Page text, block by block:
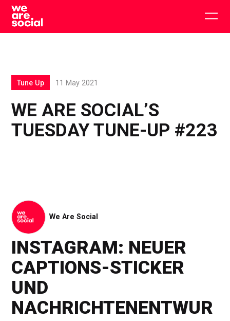
Skip
content
WE ARE SOCIAL’S
TUESDAY TUNE-UP #223
Tune Up 11 May 2021
We Are Social
INSTAGRAM: NEUER
CAPTIONS-STICKER
UND
NACHRICHTENENTWUR